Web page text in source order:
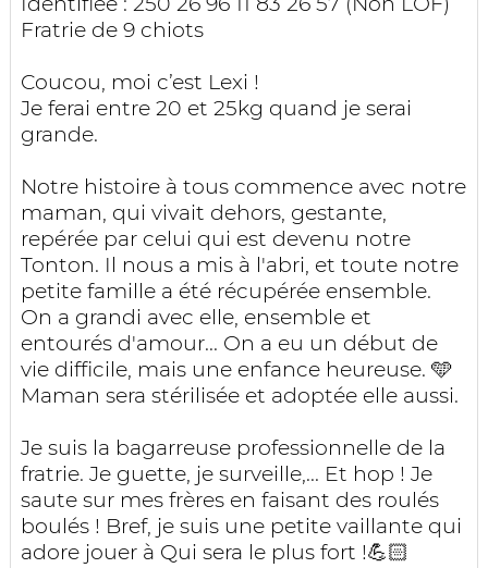
Fratrie de 9 chiots
Coucou, moi c’est Lexi !
Je ferai entre 20 et 25kg quand je serai
grande.
Notre histoire à tous commence avec notre
maman, qui vivait dehors, gestante,
repérée par celui qui est devenu notre
Tonton. Il nous a mis à l'abri, et toute notre
petite famille a été récupérée ensemble.
On a grandi avec elle, ensemble et
entourés d'amour... On a eu un début de
vie difficile, mais une enfance heureuse. 🩵
Maman sera stérilisée et adoptée elle aussi.
Je suis la bagarreuse professionnelle de la
fratrie. Je guette, je surveille,... Et hop ! Je
saute sur mes frères en faisant des roulés
boulés ! Bref, je suis une petite vaillante qui
adore jouer à Qui sera le plus fort !💪🏻